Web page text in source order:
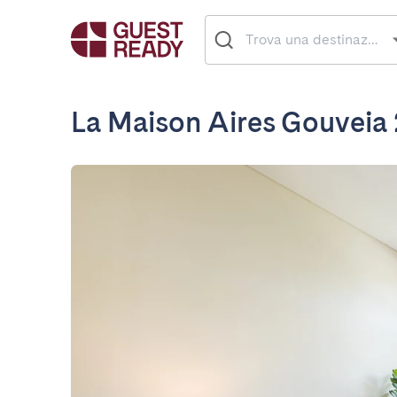
La Maison Aires Gouveia